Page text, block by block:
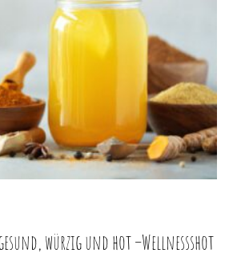
gesund, würzig und hot –Wellnessshot